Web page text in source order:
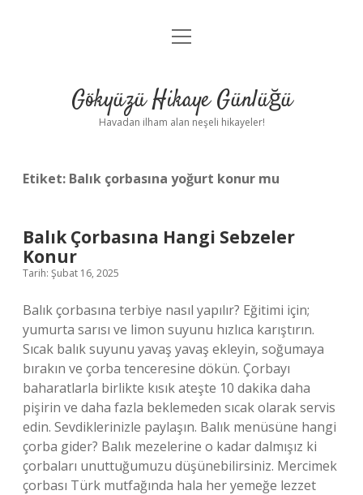
Anasayfa
Yasal Uyarı
menüyü
Gökyüzü Hikaye Günlüğü
Havadan ilham alan neşeli hikayeler!
Etiket: Balık çorbasına yoğurt konur mu
Balık Çorbasına Hangi Sebzeler
Konur
Tarih: Şubat 16, 2025
Balık çorbasına terbiye nasıl yapılır? Eğitimi için;
yumurta sarısı ve limon suyunu hızlıca karıştırın.
Sıcak balık suyunu yavaş yavaş ekleyin, soğumaya
bırakın ve çorba tenceresine dökün. Çorbayı
baharatlarla birlikte kısık ateşte 10 dakika daha
pişirin ve daha fazla beklemeden sıcak olarak servis
edin. Sevdiklerinizle paylaşın. Balık menüsüne hangi
çorba gider? Balık mezelerine o kadar dalmışız ki
çorbaları unuttuğumuzu düşünebilirsiniz. Mercimek
çorbası Türk mutfağında hala her yemeğe lezzet